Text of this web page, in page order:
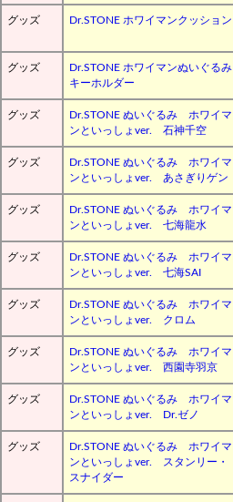
グッズ Dr.STONE ホワイマンクッション
グッズ
Dr.STONE ホワイマンぬいぐるみ
キーホルダー
グッズ
Dr.STONE ぬいぐるみ ホワイマ
ンといっしょver. 石神千空
グッズ
Dr.STONE ぬいぐるみ ホワイマ
ンといっしょver. あさぎりゲン
グッズ
Dr.STONE ぬいぐるみ ホワイマ
ンといっしょver. 七海龍水
グッズ
Dr.STONE ぬいぐるみ ホワイマ
ンといっしょver. 七海SAI
グッズ
Dr.STONE ぬいぐるみ ホワイマ
ンといっしょver. クロム
グッズ
Dr.STONE ぬいぐるみ ホワイマ
ンといっしょver. 西園寺羽京
グッズ
Dr.STONE ぬいぐるみ ホワイマ
ンといっしょver. Dr.ゼノ
グッズ
Dr.STONE ぬいぐるみ ホワイマ
ンといっしょver. スタンリー・
スナイダー